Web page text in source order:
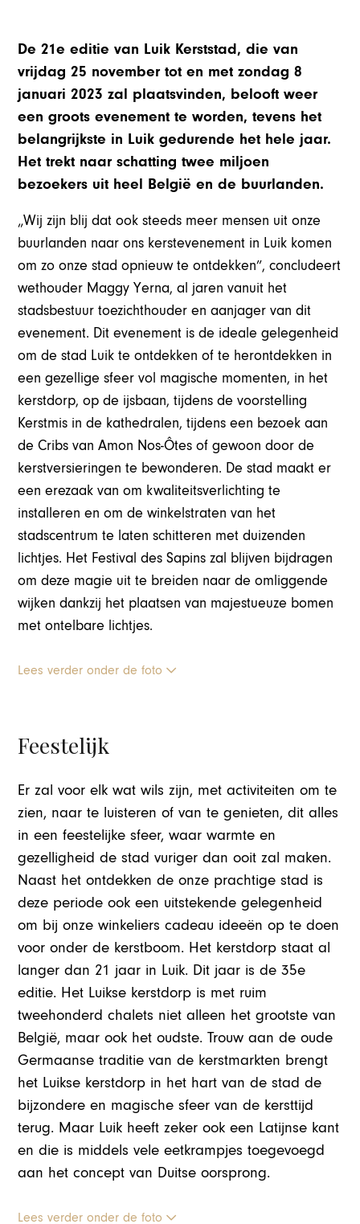
De 21e editie van Luik Kerststad, die van
vrijdag 25 november tot en met zondag 8
januari 2023 zal plaatsvinden, belooft weer
een groots evenement te worden, tevens het
belangrijkste in Luik gedurende het hele jaar.
Het trekt naar schatting twee miljoen
bezoekers uit heel België en de buurlanden.
„Wij zijn blij dat ook steeds meer mensen uit onze
buurlanden naar ons kerstevenement in Luik komen
om zo onze stad opnieuw te ontdekken”, concludeert
wethouder Maggy Yerna, al jaren vanuit het
stadsbestuur toezichthouder en aanjager van dit
evenement. Dit evenement is de ideale gelegenheid
om de stad Luik te ontdekken of te herontdekken in
een gezellige sfeer vol magische momenten, in het
kerstdorp, op de ijsbaan, tijdens de voorstelling
Kerstmis in de kathedralen, tijdens een bezoek aan
de Cribs van Amon Nos-Ôtes of gewoon door de
kerstversieringen te bewonderen. De stad maakt er
een erezaak van om kwaliteitsverlichting te
installeren en om de winkelstraten van het
stadscentrum te laten schitteren met duizenden
lichtjes. Het Festival des Sapins zal blijven bijdragen
om deze magie uit te breiden naar de omliggende
wijken dankzij het plaatsen van majestueuze bomen
met ontelbare lichtjes.
Lees verder onder de foto
Feestelijk
Er zal voor elk wat wils zijn, met activiteiten om te
zien, naar te luisteren of van te genieten, dit alles
in een feestelijke sfeer, waar warmte en
gezelligheid de stad vuriger dan ooit zal maken.
Naast het ontdekken de onze prachtige stad is
deze periode ook een uitstekende gelegenheid
om bij onze winkeliers cadeau ideeën op te doen
voor onder de kerstboom. Het kerstdorp staat al
langer dan 21 jaar in Luik. Dit jaar is de 35e
editie. Het Luikse kerstdorp is met ruim
tweehonderd chalets niet alleen het grootste van
België, maar ook het oudste. Trouw aan de oude
Germaanse traditie van de kerstmarkten brengt
het Luikse kerstdorp in het hart van de stad de
bijzondere en magische sfeer van de kersttijd
terug. Maar Luik heeft zeker ook een Latijnse kant
en die is middels vele eetkrampjes toegevoegd
aan het concept van Duitse oorsprong.
Lees verder onder de foto